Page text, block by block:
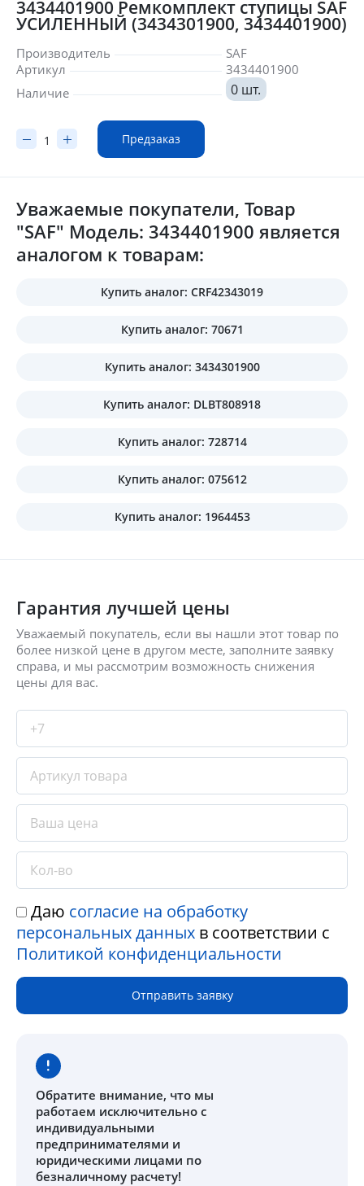
3434401900 Ремкомплект ступицы SAF
УСИЛЕННЫЙ (3434301900, 3434401900)
Производитель
SAF
Артикул
3434401900
Наличие
0 шт.
Предзаказ
Уважаемые покупатели, Товар
"SAF" Модель: 3434401900 является
аналогом к товарам:
Купить аналог: CRF42343019
Купить аналог: 70671
Купить аналог: 3434301900
Купить аналог: DLBT808918
Купить аналог: 728714
Купить аналог: 075612
Купить аналог: 1964453
Гарантия лучшей цены
Уважаемый покупатель, если вы нашли этот товар по
более низкой цене в другом месте, заполните заявку
справа, и мы рассмотрим возможность снижения
цены для вас.
Даю согласие на обработку
персональных данных в соответствии с
Политикой конфиденциальности
Отправить заявку
Обратите внимание, что мы
работаем исключительно с
индивидуальными
предпринимателями и
юридическими лицами по
безналичному расчету!